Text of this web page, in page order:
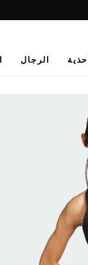
احذية الرجال